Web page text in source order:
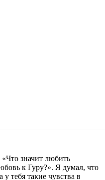
значит любить
к Гуру?». Я думал, что
у тебя такие чувства в